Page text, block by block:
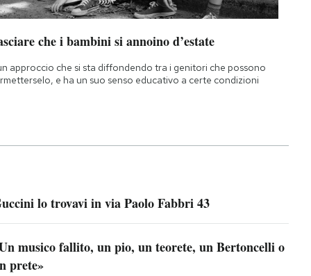
che i bambini si annoino d’estate
approccio che si sta diffondendo tra i genitori che possono
e ha un suo senso educativo a certe condizioni
lo trovavi in via Paolo Fabbri 43
musico fallito, un pio, un teorete, un Bertoncelli o
prete»